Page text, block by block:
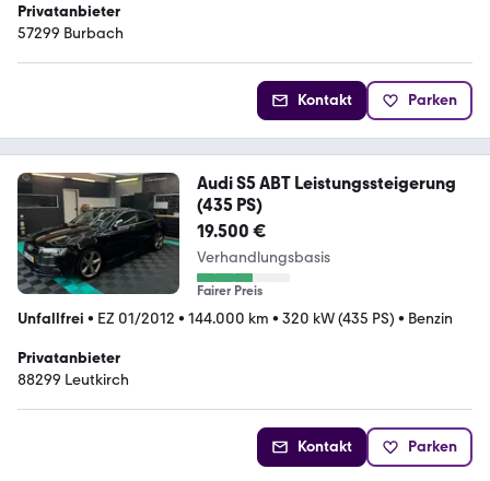
Privatanbieter
57299 Burbach
Kontakt Parken
Audi S5 ABT Leistungssteigerung
(435 PS)
19.500 €
Verhandlungsbasis
Fairer Preis
Unfallfrei • EZ 01/2012 • 144.000 km • 320 kW (435 PS) • Benzin
Privatanbieter
88299 Leutkirch
Kontakt Parken